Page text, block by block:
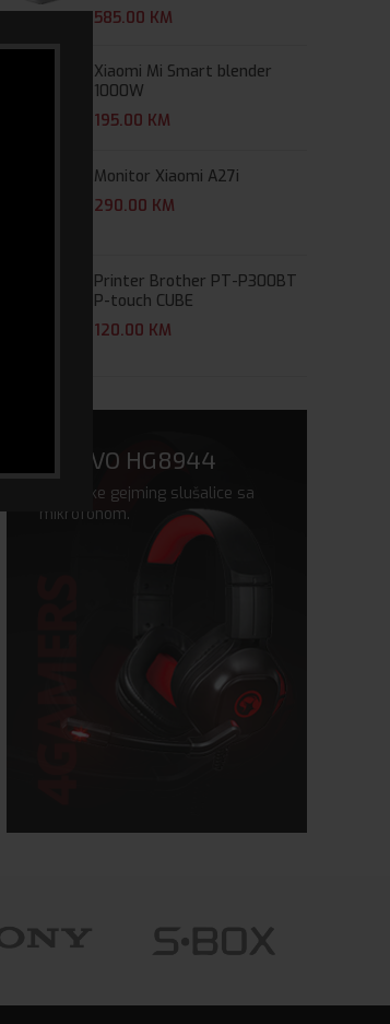
585.00 KM
Xiaomi Mi Smart blender
1000W
195.00 KM
Monitor Xiaomi A27i
290.00 KM
Printer Brother PT-P300BT
P-touch CUBE
120.00 KM
MARVO HG8944
vrhunske gejming slušalice sa
mikrofonom.